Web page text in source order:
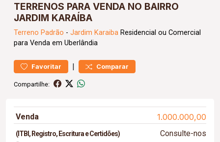
TERRENOS PARA VENDA NO BAIRRO
JARDIM KARAÍBA
Terreno Padrão - Jardim Karaiba Residencial ou Comercial
para Venda em Uberlândia
Favoritar | Comparar
Compartilhe:
Venda 1.000.000,00
(ITBI, Registro, Escritura e Certidões) Consulte-nos